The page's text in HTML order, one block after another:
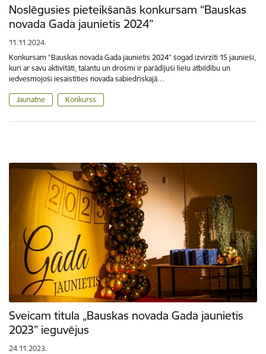
Noslēgusies pieteikšanās konkursam “Bauskas
novada Gada jaunietis 2024”
11.11.2024.
Konkursam “Bauskas novada Gada jaunietis 2024” šogad izvirzīti 15 jaunieši,
kuri ar savu aktivitāti, talantu un drosmi ir parādījuši lielu atbildību un
iedvesmojoši iesaistīties novada sabiedriskajā…
Jaunatne Konkurss
Sveicam titula „Bauskas novada Gada jaunietis
2023” ieguvējus
24.11.2023.